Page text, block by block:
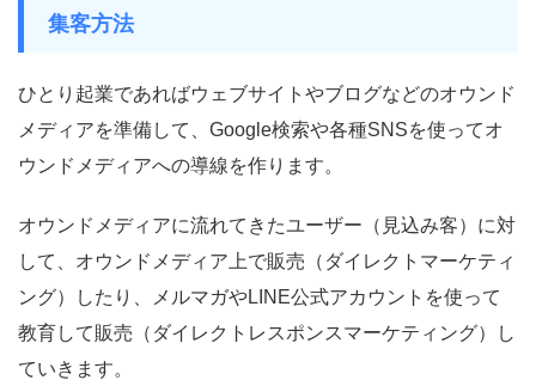
集客方法
ひとり起業であればウェブサイトやブログなどのオウンド
メディアを準備して、Google検索や各種SNSを使ってオ
ウンドメディアへの導線を作ります。
オウンドメディアに流れてきたユーザー（見込み客）に対
して、オウンドメディア上で販売（ダイレクトマーケティ
ング）したり、メルマガやLINE公式アカウントを使って
教育して販売（ダイレクトレスポンスマーケティング）し
ていきます。